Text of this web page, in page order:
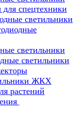
спецтехники
светильники
светильники
светильники
ЖКХ
растений